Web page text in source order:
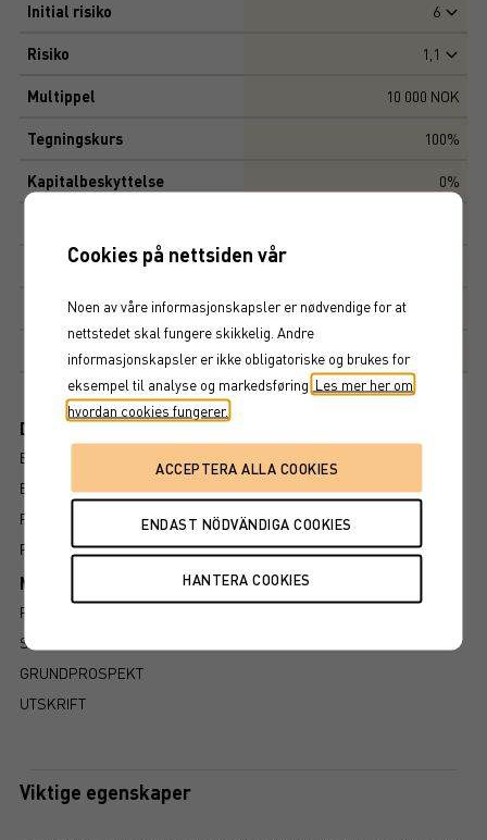
Initial risiko 6
Risiko 1,1
Multippel 10 000 NOK
Tegningskurs 100%
Kapitalbeskyttelse 0%
Kupong
Kupongdetaljer
Markedsplass NASDAQ STOCKHOLM AB
Dokument
BROSJYRE
ENDELIGE VILKÅR
FAKTABLAD
FÖRFALLOVILLKOR
Mer information om produkten
RISIKO
SLIK LESER DU FAKTABLADET
GRUNDPROSPEKT
UTSKRIFT
Viktige egenskaper
Cookies på nettsiden vår
Noen av våre informasjonskapsler er nødvendige for at
nettstedet skal fungere skikkelig. Andre
informasjonskapsler er ikke obligatoriske og brukes for
eksempel til analyse og markedsføring. Les mer her om
hvordan cookies fungerer.